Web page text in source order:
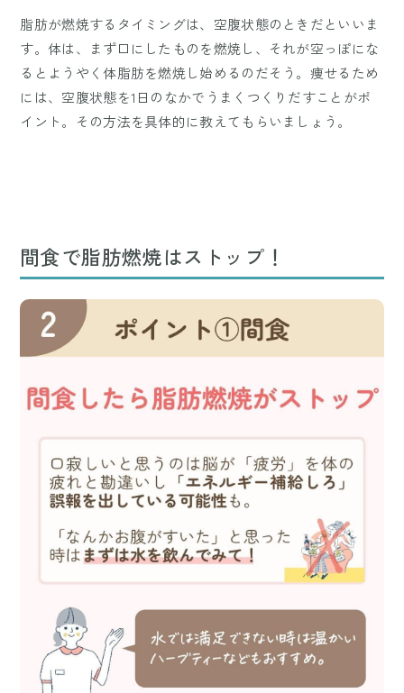
脂肪が燃焼するタイミングは、空腹状態のときだといいま
す。体は、まず口にしたものを燃焼し、それが空っぽにな
るとようやく体脂肪を燃焼し始めるのだそう。痩せるため
には、空腹状態を1日のなかでうまくつくりだすことがポ
イント。その方法を具体的に教えてもらいましょう。
間食で脂肪燃焼はストップ！